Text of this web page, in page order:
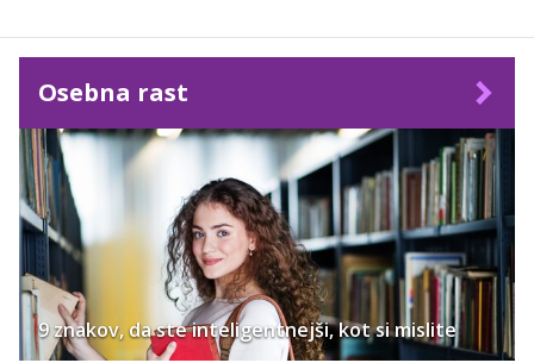
Osebna rast
9 znakov, da ste inteligentnejši, kot si mislite